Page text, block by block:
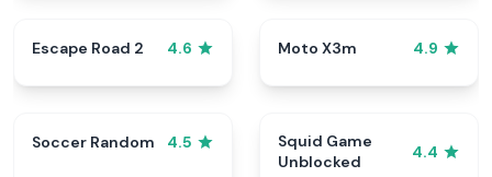
Escape Road 2 4.6 Moto X3m 4.9
Soccer Random 4.5
Squid Game
Unblocked
4.4